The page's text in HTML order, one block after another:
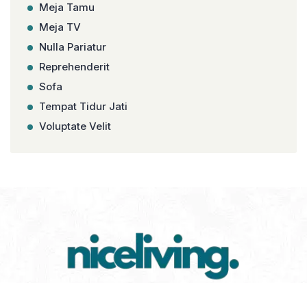
Meja Tamu
Meja TV
Nulla Pariatur
Reprehenderit
Sofa
Tempat Tidur Jati
Voluptate Velit